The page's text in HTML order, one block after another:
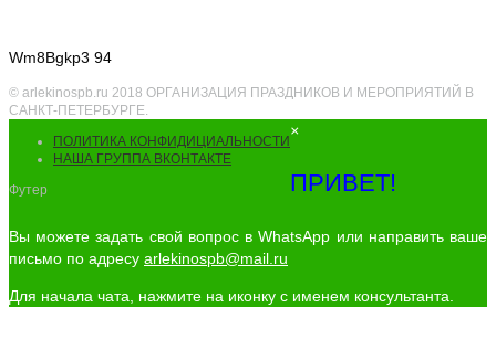
Wm8Bgkp3 94
© arlekinospb.ru 2018 ОРГАНИЗАЦИЯ ПРАЗДНИКОВ И МЕРОПРИЯТИЙ В
САНКТ-ПЕТЕРБУРГЕ.
ПОЛИТИКА КОНФИДИЦИАЛЬНОСТИ
НАША ГРУППА ВКОНТАКТЕ
Футер
×
ПРИВЕТ!
Вы можете задать свой вопрос в WhatsApp или направить ваше
письмо по адресу arlekinospb@mail.ru
Для начала чата, нажмите на иконку с именем консультанта.